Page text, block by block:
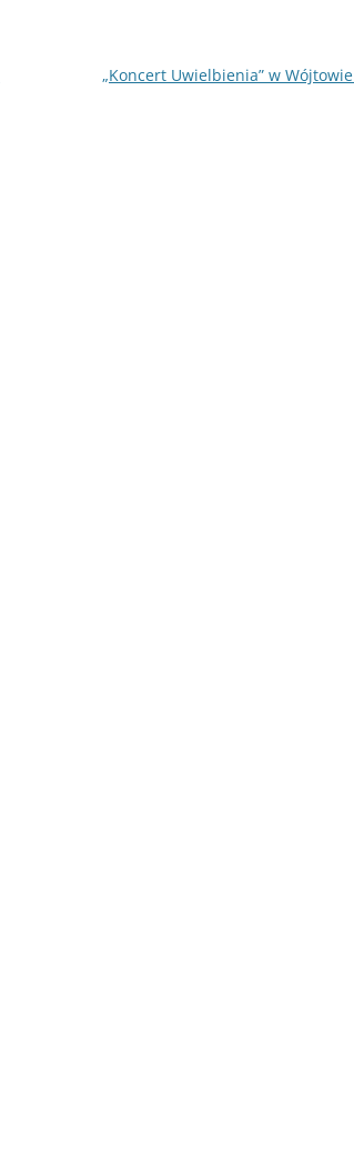
„Koncert Uwielbienia” w Wójtowie